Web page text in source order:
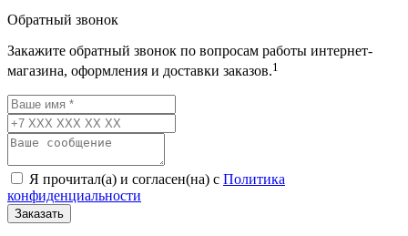
Обратный звонок
Закажите обратный звонок по вопросам работы интернет-
магазина, оформления и доставки заказов.1
Я прочитал(а) и согласен(на) с Политика
конфиденциальности
Заказать